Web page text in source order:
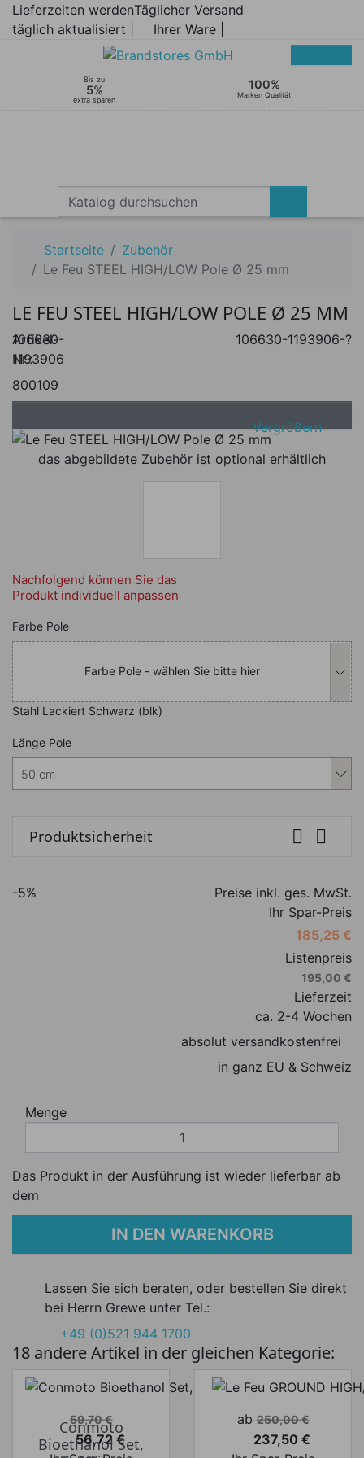
Lieferzeiten werden
täglich aktualisiert |
Täglicher Versand
Ihrer Ware |
Bis zu
5%
extra sparen
100%
Marken Qualität
Startseite
Zubehör
Le Feu STEEL HIGH/LOW Pole Ø 25 mm
LE FEU STEEL HIGH/LOW POLE Ø 25 MM
Artikel-
Nr.:
800109
106630-
1193906
106630-1193906-?
Vergrößern
das abgebildete Zubehör ist optional erhältlich
Nachfolgend können Sie das
Produkt individuell anpassen
Nachfolgend können Sie das
Farbe Pole
Farbe Pole - wählen Sie bitte hier
Stahl Lackiert Schwarz (blk)
Nachfolgend können Sie das
Länge Pole
Produktsicherheit  
-5%
Preise inkl. ges. MwSt.
Ihr Spar-Preis
185,25 €
Listenpreis
195,00 €
Lieferzeit
ca. 2-4 Wochen
absolut versandkostenfrei
in ganz EU & Schweiz
Menge
Das Produkt in der Ausführung ist wieder lieferbar ab
dem
IN DEN WARENKORB
Lassen Sie sich beraten, oder bestellen Sie direkt
bei Herrn Grewe unter Tel.:
+49 (0)521 944 1700
18 andere Artikel in der gleichen Kategorie:
Verkaufspreis
59,70 €
Preis
56,72 €
Conmoto
Bioethanol Set,
Verkaufspreis
ab 250,00 €
Preis
237,50 €